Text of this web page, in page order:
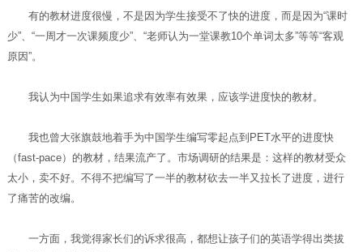
有的教材进度很慢，不是因为学生接受不了快的进度，而是因为“课时
少”、“一周才一次课频度少”、“老师认为一堂课教10个单词太多”等等“客观
原因”。
我认为中国学生如果追求有效率有效果，应该学进度快的教材。
我也曾大张旗鼓地着手为中国学生编写零起点到PET水平的进度快
（fast-pace）的教材，结果流产了。市场调研的结果是：这样的教材受众
太小，卖不好。不得不把编写了一半的教材砍去一半又拉长了进度，进行
了痛苦的改编。
一方面，我觉得家长们的诉求很高，都想让孩子们的英语学得出类拔